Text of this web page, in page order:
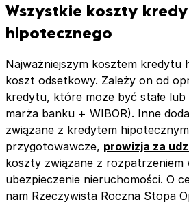
Wszystkie koszty
hipotecznego
Najważniejszym kosztem kredytu
koszt odsetkowy. Zależy on od
kredytu, które może być stałe lub
marża banku + WIBOR). Inne
związane z kredytem
przygotowawcze, prowizja za
koszty związane z rozpatrzeniem
ubezpieczenie nieruchomości. O
nam Rzeczywista Roczna Stopa